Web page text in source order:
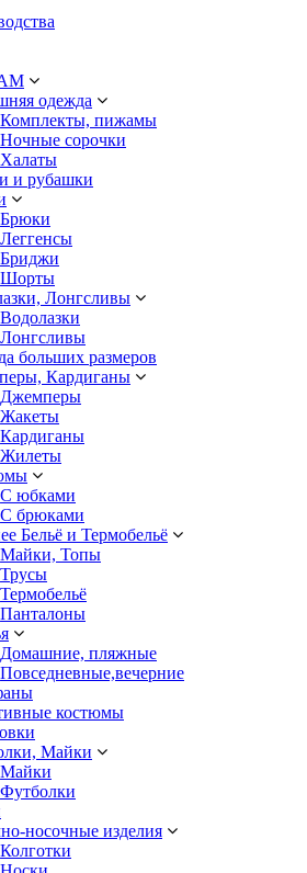
одежда
Комплекты, пижамы
Ночные сорочки
Халаты
и рубашки
Брюки
Леггенсы
Бриджи
Шорты
Лонгсливы
Водолазки
Лонгсливы
больших размеров
Кардиганы
Джемперы
Жакеты
Кардиганы
Жилеты
С юбками
С брюками
Бельё и Термобельё
Майки, Топы
Трусы
Термобельё
Панталоны
Домашние, пляжные
Повседневные,вечерние
костюмы
Майки
Майки
Футболки
носочные изделия
Колготки